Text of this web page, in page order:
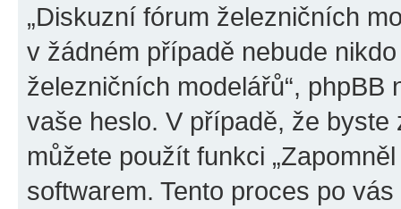
„Diskuzní fórum železničních
v žádném případě nebude
železničních modelářů“,
vaše heslo. V případě, že
můžete použít funkci
softwarem. Tento proces po